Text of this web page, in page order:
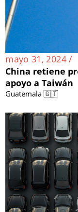
mayo 31, 2024 /
China retiene
apoyo a Taiwán
Guatemala 🇬🇹